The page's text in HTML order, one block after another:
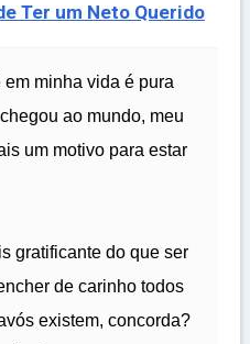
Ter um Neto Querido
minha vida é pura
ao mundo, meu
um motivo para estar
gratificante do que ser
de carinho todos
existem, concorda?